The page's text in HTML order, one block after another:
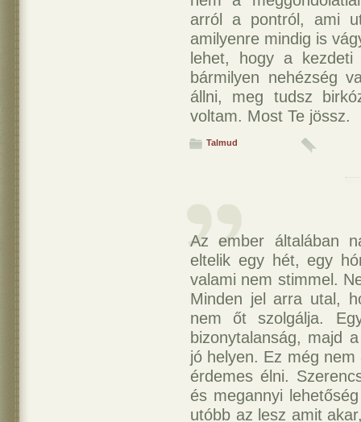
arról a pontról, ami
amilyenre mindig is
lehet, hogy a
bármilyen nehézség
állni, meg tudsz
voltam. Most Te jössz.
Talmud
Az ember általában
eltelik egy hét, egy
valami nem stimmel.
Minden jel arra utal,
nem őt szolgálja.
bizonytalanság, majd
jó helyen. Ez még
érdemes élni.
és megannyi
utóbb az lesz amit